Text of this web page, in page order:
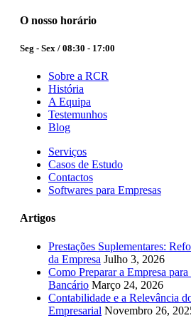
O nosso horário
Seg - Sex / 08:30 - 17:00
Sobre a RCR
História
A Equipa
Testemunhos
Blog
Serviços
Casos de Estudo
Contactos
Softwares para Empresas
Artigos
Prestações Suplementares:
da Empresa Julho 3, 2026
Como Preparar a Empresa
Bancário Março 24, 2026
Contabilidade e a Relevância
Empresarial Novembro 26,